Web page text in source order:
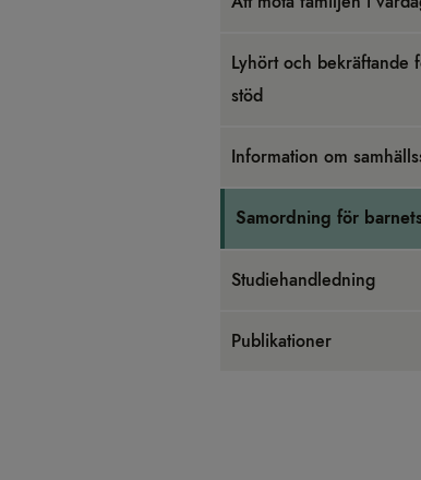
Lyhört och bekräf­tande
stöd
Infor­ma­tion om
Sam­ord­ning för
Stu­di­e­hand­led­ning
Pub­li­ka­tio­ner